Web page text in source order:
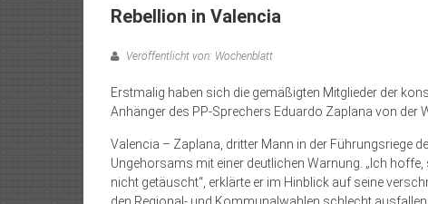
Rebellion in Valencia
Veröffentlicht von: Wochenblatt
Erstmalig haben sich die gemäßigten Mitglieder der
Anhänger des PP-Sprechers Eduardo Zaplana von der
Valencia – Zaplana, dritter Mann in der Führungsriege
Ungehorsams mit einer deutlichen Warnung. „Ich
nicht getäuscht“, erklärte er im Hinblick auf seine